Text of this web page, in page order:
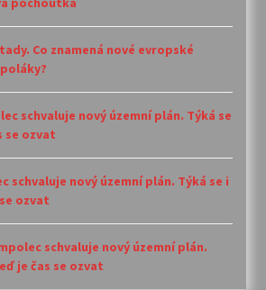
Co znamená nové evropské
schvaluje nový územní plán. Týká se
se ozvat
schvaluje nový územní plán. Týká se i
ozvat
schvaluje nový územní plán.
je čas se ozvat